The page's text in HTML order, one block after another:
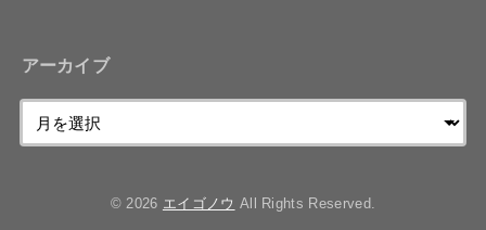
アーカイブ
© 2026 エイゴノウ All Rights Reserved.